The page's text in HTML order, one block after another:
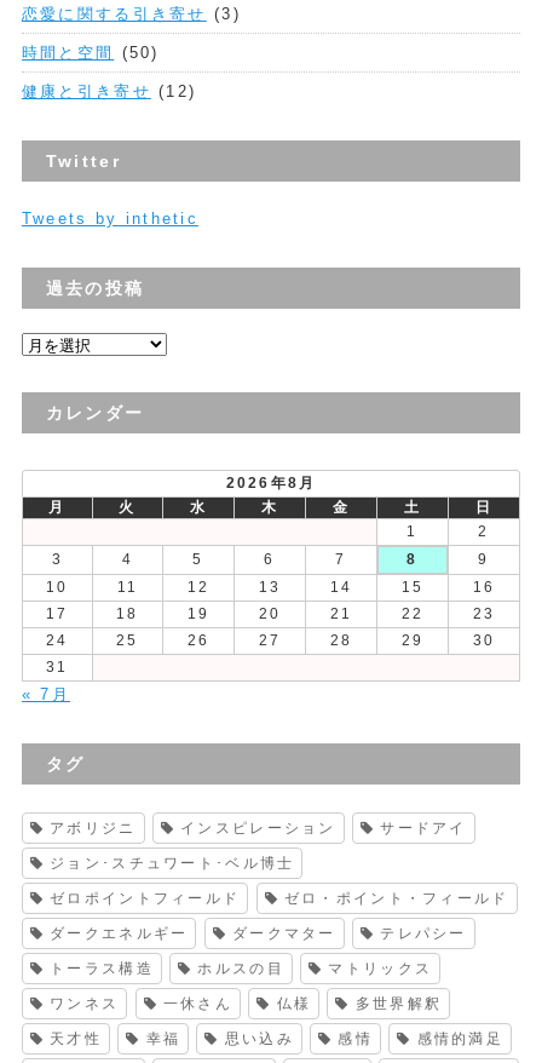
恋愛に関する引き寄せ (3)
時間と空間 (50)
健康と引き寄せ (12)
Twitter
Tweets by inthetic
過去の投稿
過
の
カレンダー
2026年8月
月
火 水 木 金 土
日
1
2
3
4 5 6 7 8
9
10
11 12 13 14 15
16
17
18 19 20 21 22
23
24
25 26 27 28 29
30
31
« 7月
タグ
アボリジニ インスピレーション サードアイ
ジョン･スチュワート･ベル博士
ゼロポイントフィールド ゼロ・ポイント・フィールド
ダークエネルギー ダークマター テレパシー
トーラス構造 ホルスの目 マトリックス
ワンネス 一休さん 仏様 多世界解釈
天才性 幸福 思い込み 感情 感情的満足